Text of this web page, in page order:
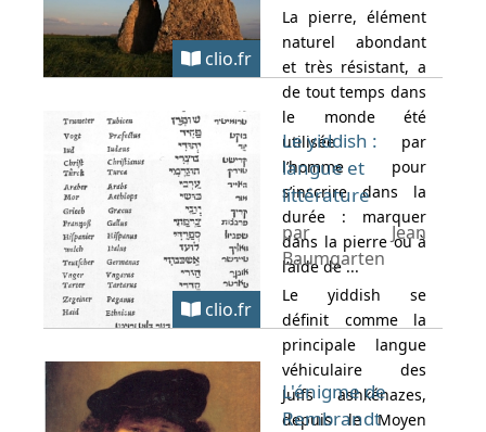
clio.fr
La pierre, élément
naturel abondant
et très résistant, a
de tout temps dans
le monde été
utilisée par
l’homme pour
s’inscrire dans la
durée : marquer
dans la pierre ou à
l’aide de ...
clio.fr
Le yiddish :
langue et
littérature
par Jean
Baumgarten
Le yiddish se
définit comme la
principale langue
véhiculaire des
Juifs ashkénazes,
depuis le Moyen
L'énigme de
Rembrandt